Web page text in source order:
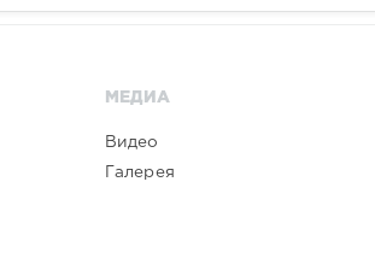
МЕДИА
Видео
Галерея